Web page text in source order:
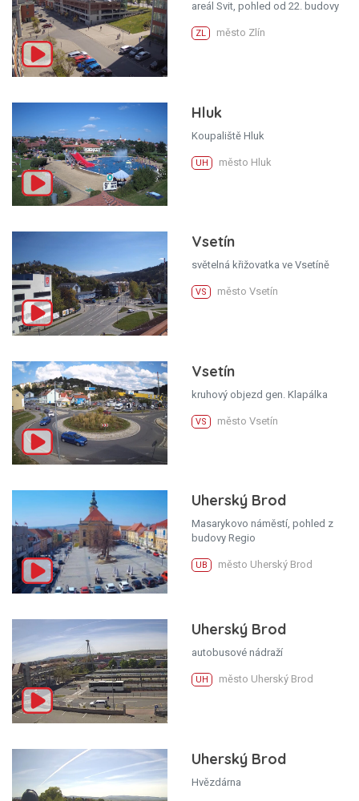
areál Svit, pohled od 22. budovy
ZL město Zlín
Hluk
Koupaliště Hluk
UH město Hluk
Vsetín
světelná křižovatka ve Vsetíně
VS město Vsetín
Vsetín
kruhový objezd gen. Klapálka
VS město Vsetín
Uherský Brod
Masarykovo náměstí, pohled z
budovy Regio
UB město Uherský Brod
Uherský Brod
autobusové nádraží
UH město Uherský Brod
Uherský Brod
Hvězdárna